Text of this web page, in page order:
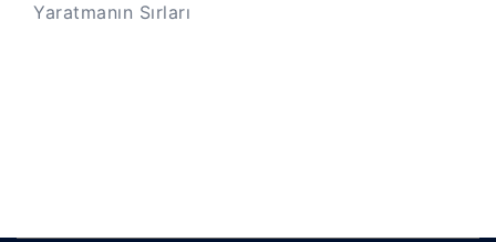
Yaratmanın Sırları